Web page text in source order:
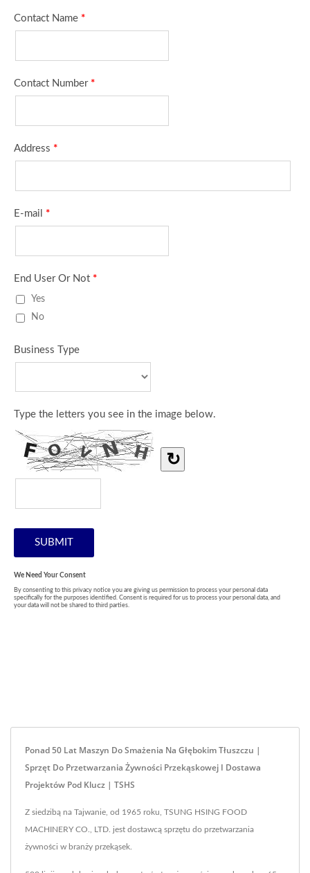
Ponad 50 Lat Maszyn Do Smażenia Na Głębokim Tłuszczu |
Sprzęt Do Przetwarzania Żywności Przekąskowej I Dostawa
Projektów Pod Klucz | TSHS
Z siedzibą na Tajwanie, od 1965 roku, TSUNG HSING FOOD
MACHINERY CO., LTD. jest dostawcą sprzętu do przetwarzania
żywności w branży przekąsek.